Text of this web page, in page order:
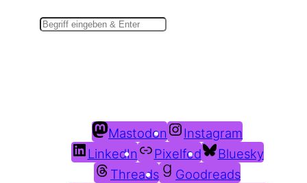
Mastodon
Instagram
LinkedIn
Pixelfed
Bluesky
Threads
Goodreads